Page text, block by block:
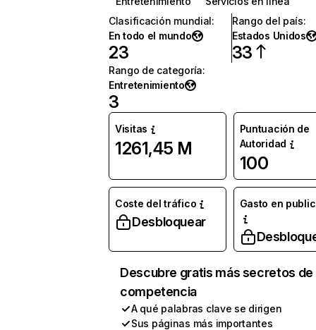
Clasificación mundial:
En todo el mundo
23
Rango del país:
Estados Unidos
33
Rango de categoría:
Entretenimiento
3
Visitas
1261,45 M
Puntuación de
Autoridad
100
Coste del tráfico
Desbloquear
Gasto en
Descubre gratis más secretos de
competencia
A qué palabras clave se dirigen
Sus páginas más importantes